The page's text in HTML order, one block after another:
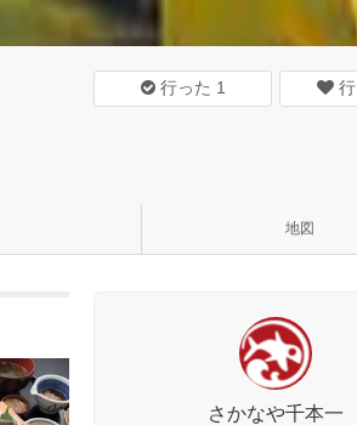
行った 1 行
地図
さかなや千本一